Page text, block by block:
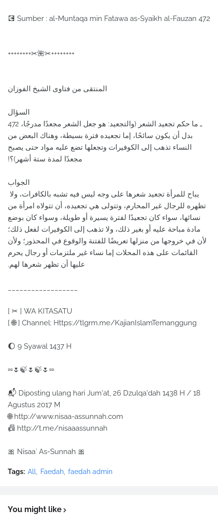
💽 Sumber : al-Muntaqa min Fatawa as-Syaikh al-Fauzan 472
++++++++✂🌺✂++++++++
المنتقى من فتاوى الشيخ الفوزان
السؤال
472 ـ ما حكم تجعيد الشعر ‏(‏والتجعيد‏:‏ هو جعل الشعر مجعدًا مدرجًا،
بدل أن يكون سائحًا، إما تجعيده فترة بسيطة، وهناك البعض من
النساء تذهب إلى الكوفيرات وتجعلها تضع عليه مواد حتى يصبح
مجعدًا لمدة ستة أشهر‏)‏‏؟‏‏!‏
الجواب
تظهره للرجال غير المحارم، وتتولى هي تجعيده، أن تتولاه امرأة من
نسائها، سواء كان تجعيدًا لفترة يسيرة أو طويلة، وسواء كان بوضع
مادة مباحة عليه أو بغير ذلك، ولا تذهب إلى الكوفيرات لفعل ذلك؛
لأن في خروجها من منزلها تعريضًا للفتنة والوقوع في المحذور؛ ولأن
القائمات على هذه المحلات إما نساء غير ملتزمات أو رجال يحرم
عليها أن تظهر شعرها لهم‏.‏
[ ✂ ] WA KITASATU
[ 🌐 ] Channel: Https://tlgrm.me/KajianIslamTemanggung
🌔 9 Syawal 1437 H
▫▫🌷🍃🌷🍃🌷▫▫
📬 Diposting ulang hari Jum'at, 26 Dzulqa'dah 1438 H / 18
Agustus 2017 M
🌐 http://www.nisaa-assunnah.com
📠 http://t.me/nisaaassunnah
🎀 Nisaa` As-Sunnah 🎀
Tags: All Faedah faedah admin
You might like